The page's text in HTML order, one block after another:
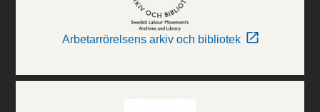
Arbetarrörelsens arkiv och bibliotek